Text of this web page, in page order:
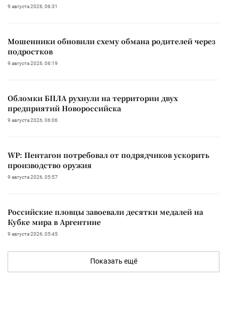
9 августа 2026, 06:31
Мошенники обновили схему обмана родителей через
подростков
9 августа 2026, 06:19
Обломки БПЛА рухнули на территории двух
предприятий Новороссийска
9 августа 2026, 06:06
WP: Пентагон потребовал от подрядчиков ускорить
производство оружия
9 августа 2026, 05:57
Российские пловцы завоевали десятки медалей на
Кубке мира в Аргентине
9 августа 2026, 05:45
Показать ещё